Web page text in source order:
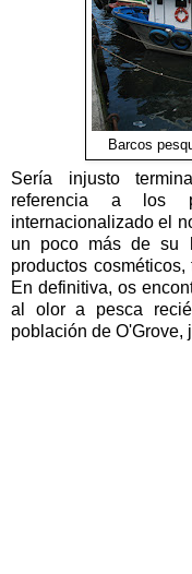
Barcos
Sería injusto
referencia a los
internacionalizado el
un poco más de su
productos
En definitiva, os
al olor a pesca
población de O'Grove,